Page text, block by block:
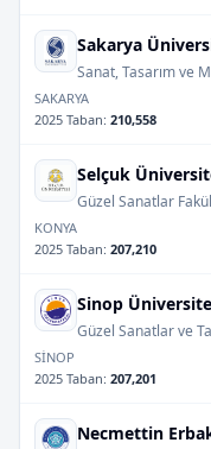
Sakarya
Sanat, Tasarım ve
SAKARYA
2025 Taban: 210,558
Selçuk
Güzel Sanatlar
KONYA
2025 Taban: 207,210
Sinop
Güzel Sanatlar ve
SİNOP
2025 Taban: 207,201
Necmettin